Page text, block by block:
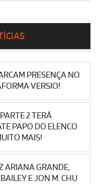
PRESENÇA NO
VERSIO!
2 TERÁ
PAPO DO ELENCO
MAIS!
ARIANA GRANDE,
E JON M. CHU